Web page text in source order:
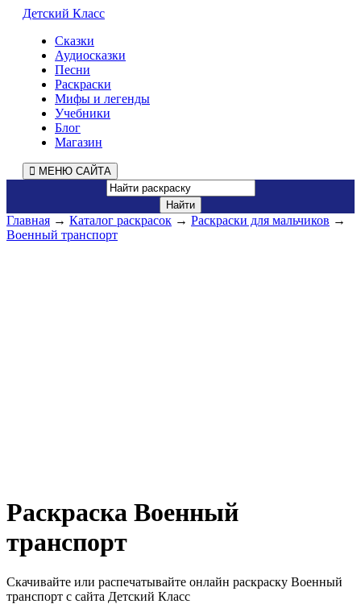
Детский Класс
Сказки
Аудиосказки
Песни
Раскраски
Мифы и легенды
Учебники
Блог
Магазин
МЕНЮ САЙТА
Главная → Каталог раскрасок → Раскраски для мальчиков →
Военный транспорт
Раскраска Военный
транспорт
Скачивайте или распечатывайте онлайн раскраску Военный
транспорт с сайта Детский Класс